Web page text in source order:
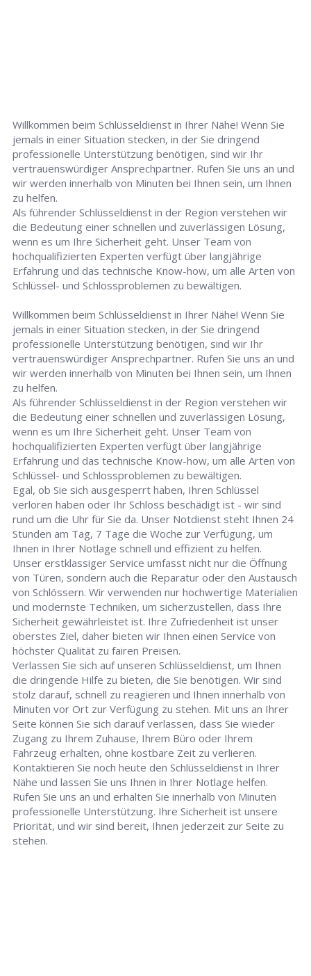
Willkommen beim Schlüsseldienst in Ihrer Nähe! Wenn Sie
jemals in einer Situation stecken, in der Sie dringend
professionelle Unterstützung benötigen, sind wir Ihr
vertrauenswürdiger Ansprechpartner. Rufen Sie uns an und
wir werden innerhalb von Minuten bei Ihnen sein, um Ihnen
zu helfen.
Als führender Schlüsseldienst in der Region verstehen wir
die Bedeutung einer schnellen und zuverlässigen Lösung,
wenn es um Ihre Sicherheit geht. Unser Team von
hochqualifizierten Experten verfügt über langjährige
Erfahrung und das technische Know-how, um alle Arten von
Schlüssel- und Schlossproblemen zu bewältigen.
Willkommen beim Schlüsseldienst in Ihrer Nähe! Wenn Sie
jemals in einer Situation stecken, in der Sie dringend
professionelle Unterstützung benötigen, sind wir Ihr
vertrauenswürdiger Ansprechpartner. Rufen Sie uns an und
wir werden innerhalb von Minuten bei Ihnen sein, um Ihnen
zu helfen.
Als führender Schlüsseldienst in der Region verstehen wir
die Bedeutung einer schnellen und zuverlässigen Lösung,
wenn es um Ihre Sicherheit geht. Unser Team von
hochqualifizierten Experten verfügt über langjährige
Erfahrung und das technische Know-how, um alle Arten von
Schlüssel- und Schlossproblemen zu bewältigen.
Egal, ob Sie sich ausgesperrt haben, Ihren Schlüssel
verloren haben oder Ihr Schloss beschädigt ist - wir sind
rund um die Uhr für Sie da. Unser Notdienst steht Ihnen 24
Stunden am Tag, 7 Tage die Woche zur Verfügung, um
Ihnen in Ihrer Notlage schnell und effizient zu helfen.
Unser erstklassiger Service umfasst nicht nur die Öffnung
von Türen, sondern auch die Reparatur oder den Austausch
von Schlössern. Wir verwenden nur hochwertige Materialien
und modernste Techniken, um sicherzustellen, dass Ihre
Sicherheit gewährleistet ist. Ihre Zufriedenheit ist unser
oberstes Ziel, daher bieten wir Ihnen einen Service von
höchster Qualität zu fairen Preisen.
Verlassen Sie sich auf unseren Schlüsseldienst, um Ihnen
die dringende Hilfe zu bieten, die Sie benötigen. Wir sind
stolz darauf, schnell zu reagieren und Ihnen innerhalb von
Minuten vor Ort zur Verfügung zu stehen. Mit uns an Ihrer
Seite können Sie sich darauf verlassen, dass Sie wieder
Zugang zu Ihrem Zuhause, Ihrem Büro oder Ihrem
Fahrzeug erhalten, ohne kostbare Zeit zu verlieren.
Kontaktieren Sie noch heute den Schlüsseldienst in Ihrer
Nähe und lassen Sie uns Ihnen in Ihrer Notlage helfen.
Rufen Sie uns an und erhalten Sie innerhalb von Minuten
professionelle Unterstützung. Ihre Sicherheit ist unsere
Priorität, und wir sind bereit, Ihnen jederzeit zur Seite zu
stehen.